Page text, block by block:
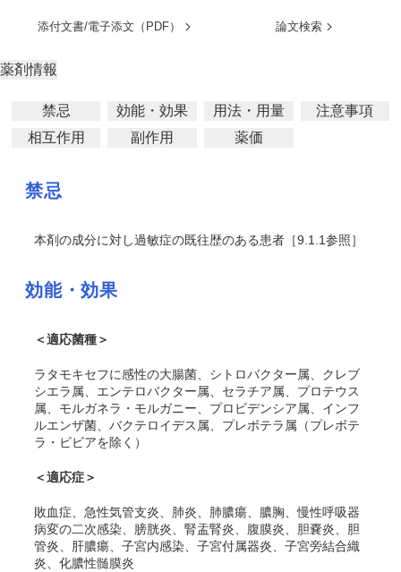
添付文書/電子添文（PDF） 論文検索
薬剤情報
禁忌 効能・効果 用法・用量
注意事項
相互作用
副作用 薬価
禁忌
本剤の成分に対し過敏症の既往歴のある患者［9.1.1参照］
効能・効果
＜適応菌種＞
ラタモキセフに感性の大腸菌、シトロバクター属、クレブ
シエラ属、エンテロバクター属、セラチア属、プロテウス
属、モルガネラ・モルガニー、プロビデンシア属、インフ
ルエンザ菌、バクテロイデス属、プレボテラ属（プレボテ
ラ・ビビアを除く）
＜適応症＞
敗血症、急性気管支炎、肺炎、肺膿瘍、膿胸、慢性呼吸器
病変の二次感染、膀胱炎、腎盂腎炎、腹膜炎、胆嚢炎、胆
管炎、肝膿瘍、子宮内感染、子宮付属器炎、子宮旁結合織
炎、化膿性髄膜炎